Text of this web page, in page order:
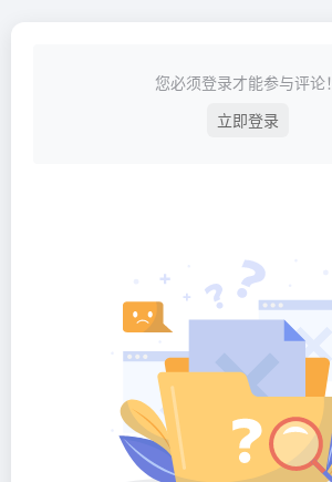
您必须登录才能参与评论！
立即登录